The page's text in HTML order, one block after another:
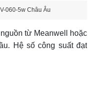
060-5w Châu Âu
từ Meanwell hoặc
Hệ số công suất đạt